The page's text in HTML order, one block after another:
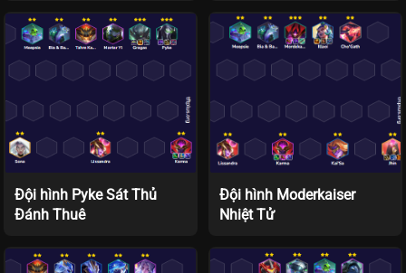
Đội hình Pyke Sát Thủ
Đánh Thuê
Đội hình Moderkaiser
Nhiệt Tử